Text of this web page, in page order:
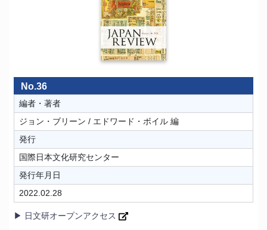
No.36
編者・著者
ジョン・ブリーン / エドワード・ボイル 編
発行
国際日本文化研究センター
発行年月日
2022.02.28
▶ 日文研オープンアクセス